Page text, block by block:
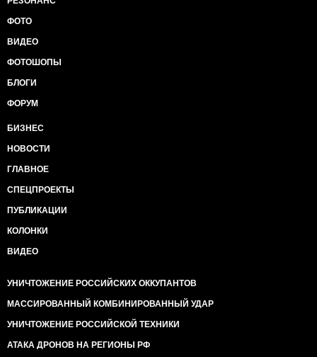
ФОТО
ВИДЕО
ФОТОШОПЫ
БЛОГИ
ФОРУМ
БИЗНЕС
НОВОСТИ
ГЛАВНОЕ
СПЕЦПРОЕКТЫ
ПУБЛИКАЦИИ
КОЛОНКИ
ВИДЕО
УНИЧТОЖЕНИЕ РОССИЙСКИХ ОККУПАНТОВ
МАССИРОВАННЫЙ КОМБИНИРОВАННЫЙ УДАР
УНИЧТОЖЕНИЕ РОССИЙСКОЙ ТЕХНИКИ
АТАКА ДРОНОВ НА РЕГИОНЫ РФ